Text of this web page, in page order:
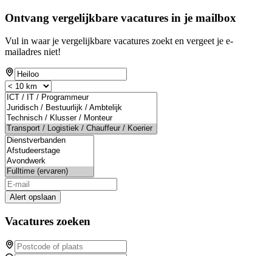
Ontvang vergelijkbare vacatures in je mailbox
Vul in waar je vergelijkbare vacatures zoekt en vergeet je e-
mailadres niet!
Alert opslaan
Vacatures zoeken